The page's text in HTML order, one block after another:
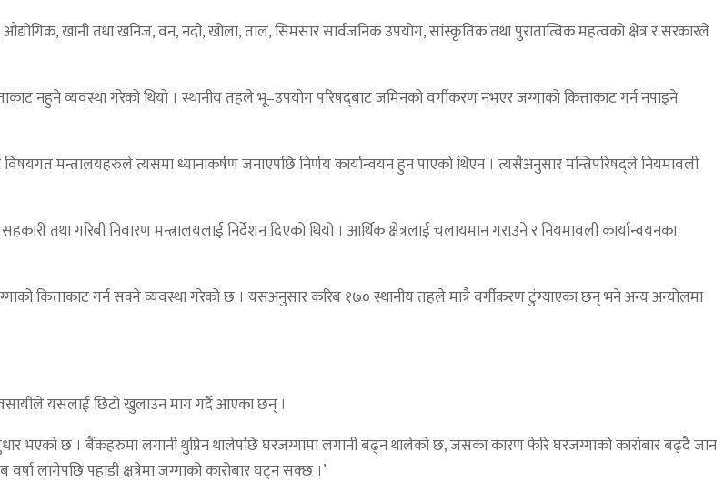
खानी तथा खनिज, वन, नदी, खोला, ताल, सिमसार सार्वजनिक उपयोग, सांस्कृतिक तथा पुरातात्विक महत्वको क्षेत्र र सरकारले
नहुने व्यवस्था गरेको थियो । स्थानीय तहले भू–उपयोग परिषद्‍बाट जमिनको वर्गीकरण नभएर जग्गाको कित्ताकाट गर्न नपाइने
मन्त्रालयहरुले त्यसमा ध्यानाकर्षण जनाएपछि निर्णय कार्यान्वयन हुन पाएको थिएन । त्यसैअनुसार मन्त्रिपरिषद्‍ले नियमावली
तथा गरिबी निवारण मन्त्रालयलाई निर्देशन दिएको थियो । आर्थिक क्षेत्रलाई चलायमान गराउने र नियमावली कार्यान्वयनका
कित्ताकाट गर्न सक्ने व्यवस्था गरेको छ । यसअनुसार करिब १७० स्थानीय तहले मात्रै वर्गीकरण टुंग्याएका छन् भने अन्य अन्योलमा
यसलाई छिटो खुलाउन माग गर्दै आएका छन् ।
भएको छ । बैंकहरुमा लगानी थुप्रिन थालेपछि घरजग्गामा लगानी बढ्न थालेको छ, जसका कारण फेरि घरजग्गाको कारोबार बढ्दै जान
लागेपछि पहाडी क्षत्रेमा जग्गाको कारोबार घट्न सक्छ ।’